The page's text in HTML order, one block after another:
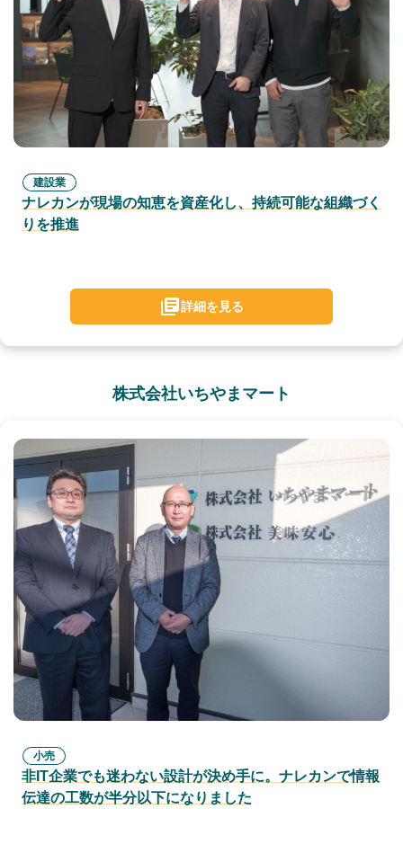
建設業
ナレカンが現場の知恵を資産化し、持続可能な組織づく
りを推進
詳細を見る
株式会社いちやまマート
小売
非IT企業でも迷わない設計が決め手に。ナレカンで情報
伝達の工数が半分以下になりました